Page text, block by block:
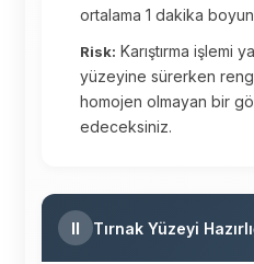
ortalama 1 dakika
Risk: Karıştırma işlemi
yüzeyine sürerken
homojen olmayan bir
edeceksiniz.
II Tırnak Yüzeyi